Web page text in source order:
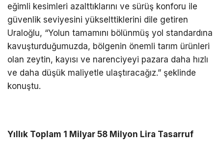
eğimli kesimleri azalttıklarını ve sürüş konforu ile
güvenlik seviyesini yükselttiklerini dile getiren
Uraloğlu, “Yolun tamamını bölünmüş yol standardına
kavuşturduğumuzda, bölgenin önemli tarım ürünleri
olan zeytin, kayısı ve narenciyeyi pazara daha hızlı
ve daha düşük maliyetle ulaştıracağız.” şeklinde
konuştu.
Yıllık Toplam 1 Milyar 58 Milyon Lira Tasarruf